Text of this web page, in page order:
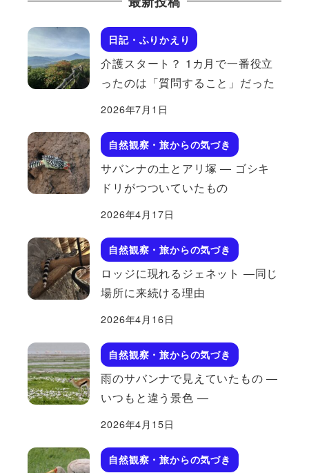
日記・ふりかえり
介護スタート？ 1カ月で一番役立
ったのは「質問すること」だった
2026年7月1日
自然観察・旅からの気づき
サバンナの土とアリ塚 ― ゴシキ
ドリがつついていたもの
2026年4月17日
自然観察・旅からの気づき
ロッジに現れるジェネット ―同じ
場所に来続ける理由
2026年4月16日
自然観察・旅からの気づき
雨のサバンナで見えていたもの ―
いつもと違う景色 ―
2026年4月15日
自然観察・旅からの気づき